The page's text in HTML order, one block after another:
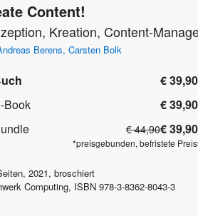
Content!
Kreation, Content-
Berens, Carsten Bolk
€ 39,90
Book € 39,90
€ 44,90€ 39,90
*preisgebunden, befristete
2021, broschiert
Computing, ISBN 978-3-8362-8043-3